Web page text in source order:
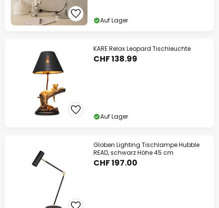
Auf Lager
KARE Relax Leopard Tischleuchte
CHF 138.99
Auf Lager
Globen Lighting Tischlampe Hubble
READ, schwarz Höhe 45 cm
CHF 197.00